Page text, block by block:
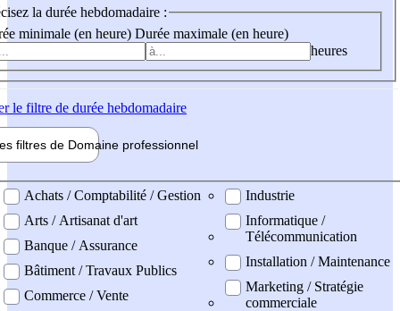
la durée hebdomadaire :
minimale (en heure) Durée maximale (en heure)
heures
le filtre de durée hebdomadaire
filtres de Domaine professionnel
professionel
Achats / Comptabilité / Gestion
Arts / Artisanat d'art
Banque / Assurance
Bâtiment / Travaux Publics
Commerce / Vente
Industrie
Informatique /
Télécommunication
Installation / Maintenance
Marketing / Stratégie
commerciale